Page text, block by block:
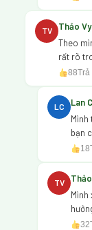
TV Thảo Vy
Theo
rất rõ
88Trả
LC Lan
Mình
bạn
18
TV
Mình
32